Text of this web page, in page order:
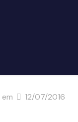
em 12/07/2016